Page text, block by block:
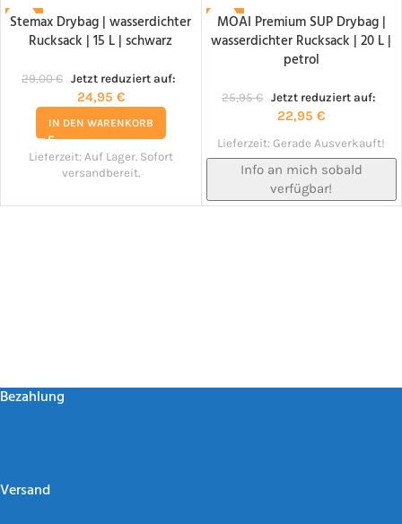
-14%
Stemax Drybag | wasserdichter
Rucksack | 15 L | schwarz
29,00€ Jetzt reduziert auf:
24,95 €
IN DEN WARENKORB
Lieferzeit: Auf Lager. Sofort
versandbereit.
-12%
NACHBESTELLT!
MOAI Premium SUP Drybag |
wasserdichter Rucksack | 20 L |
petrol
25,95€ Jetzt reduziert auf:
22,95€
Lieferzeit:Gerade Ausverkauft!
Info an mich sobald
verfügbar!
Bezahlung
Versand